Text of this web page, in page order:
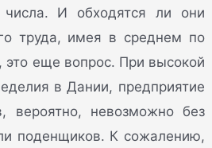
числа. И обходятся ли они
труда, имея в среднем по
это еще вопрос. При высокой
в Дании, предприятие
вероятно, невозможно без
поденщиков. К сожалению,